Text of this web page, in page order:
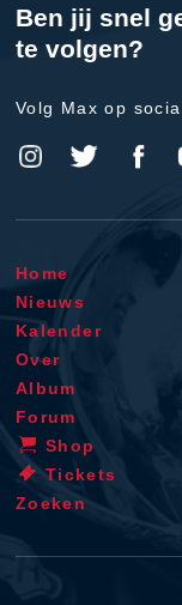
Ben jij snel
te volgen?
Volg Max op
Home
Nieuws
Kalender
Over
Album
Forum
Shop
Tickets
Zoeken